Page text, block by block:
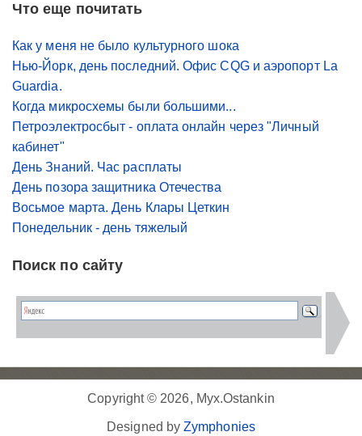
Что еще почитать
Как у меня не было культурного шока
Нью-Йорк, день последний. Офис CQG и аэропорт La
Guardia.
Когда микросхемы были большими...
Петроэлектросбыт - оплата онлайн через "Личный
кабинет"
День Знаний. Час расплаты
День позора защитника Отечества
Восьмое марта. День Клары Цеткин
Понедельник - день тяжелый
Поиск по сайту
Copyright © 2026, Myx.Ostankin
Designed byZymphonies